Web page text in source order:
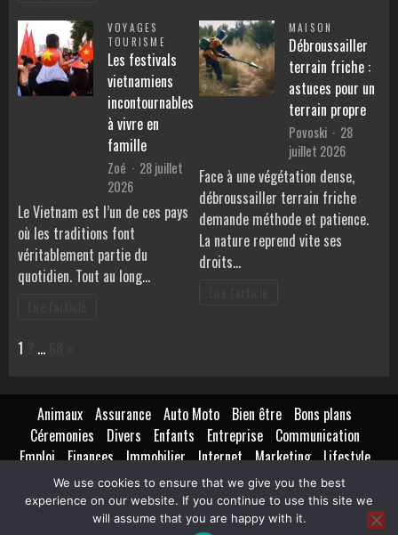
VOYAGES
TOURISME
Les festivals
vietnamiens
incontournables
à vivre en
famille
Zoé
28 juillet
2026
Le Vietnam est l’un de ces pays
où les traditions font
véritablement partie du
quotidien. Tout au long…
MAISON
Débroussailler
terrain friche :
astuces pour un
terrain propre
Povoski
28
juillet 2026
Face à une végétation dense,
débroussailler terrain friche
demande méthode et patience.
La nature reprend vite ses
droits…
Page:
1 …
Animaux Assurance Auto Moto Bien être
Bons plans
Céremonies
Divers Enfants Entreprise
Communication
Emploi Finances Immobilier Internet Marketing Lifestyle
Loisirs Maison Extérieur Intérieur Maternité
Métiers
Mode Nutrition Santé Seniors Technologie
Transport
Voyages Tourisme
We use cookies to ensure that we give you the best
experience on our website. If you continue to use this site we
will assume that you are happy with it.